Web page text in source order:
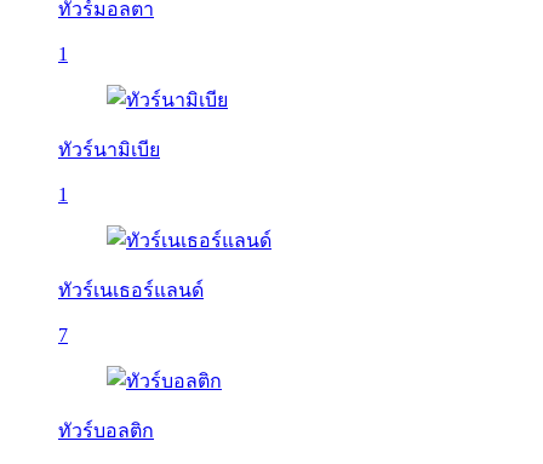
ทัวร์มอลตา
1
ทัวร์นามิเบีย
1
ทัวร์เนเธอร์แลนด์
7
ทัวร์บอลติก